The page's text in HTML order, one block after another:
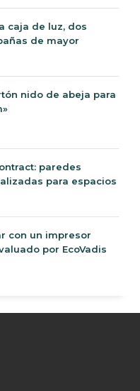
caja de luz, dos
de mayor
nido de abeja para
paredes
para espacios
con un impresor
por EcoVadis